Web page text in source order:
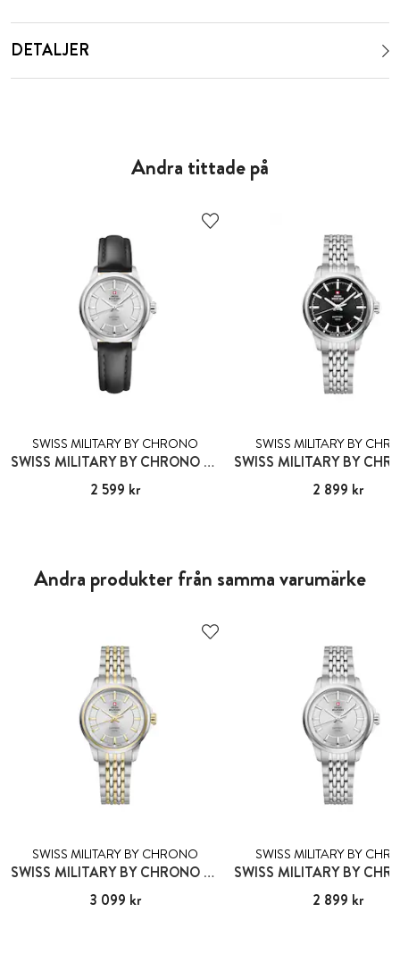
DETALJER
Andra tittade på
SWISS MILITARY BY CHRONO
SWISS MILITARY BY CHRONO GSTAAD
Pris :2 599 kr
2 599 kr
SWISS MILITARY BY
Pris :2 899 kr
2 899 kr
Andra produkter från samma varumärke
SWISS MILITARY BY CHRONO
SWISS MILITARY BY CHRONO GSTAAD
Pris :3 099 kr
3 099 kr
SWISS MILITARY BY
Pris :2 899 kr
2 899 kr